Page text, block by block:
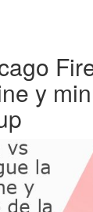
y